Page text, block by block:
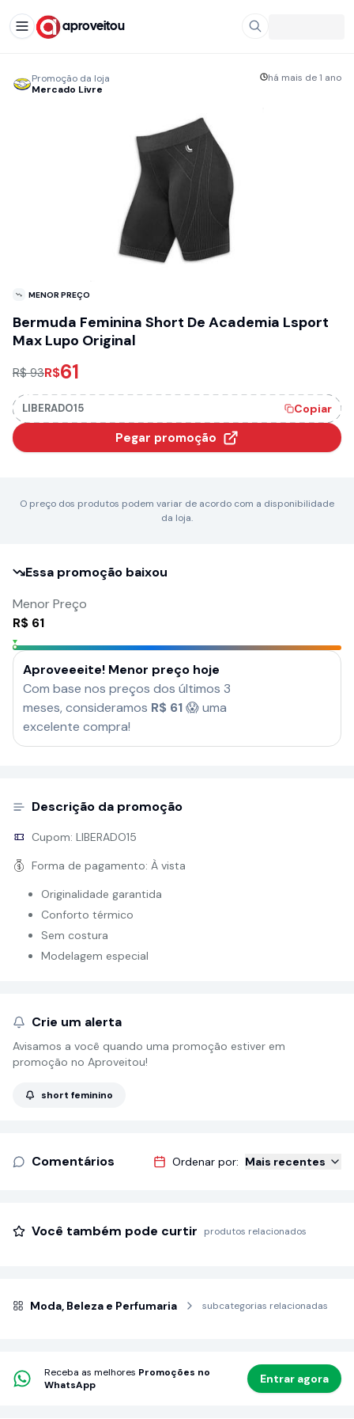
aproveitou
Promoção da loja
Mercado Livre
há mais de 1 ano
MENOR PREÇO
Bermuda Feminina Short De Academia Lsport
Max Lupo Original
R$ 93R$61
LIBERADO15 Copiar
Pegar promoção
O preço dos produtos podem variar de acordo com a disponibilidade
da loja.
Essa promoção baixou
Menor Preço
R$ 61
Aproveeeite! Menor preço hoje
Com base nos preços dos últimos 3
meses, consideramos R$ 61😱 uma
excelente compra!
Descrição da promoção
Cupom: LIBERADO15
Forma de pagamento: À vista
Originalidade garantida
Conforto térmico
Sem costura
Modelagem especial
Crie um alerta
Avisamos a você quando uma promoção estiver em
promoção no Aproveitou!
short feminino
Comentários Ordenar por: Mais recentes
Você também pode curtir produtos relacionados
Moda, Beleza e Perfumaria subcategorias relacionadas
Receba as melhores Promoções no
WhatsApp
Entrar agora